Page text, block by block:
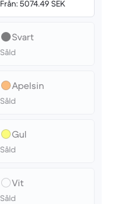
Från: 5074.49 SEK
Svart
Såld
Apelsin
Såld
Gul
Såld
Vit
Såld